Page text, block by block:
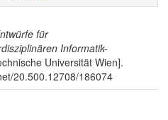
für
Informatik-
Universität Wien].
20.500.12708/186074